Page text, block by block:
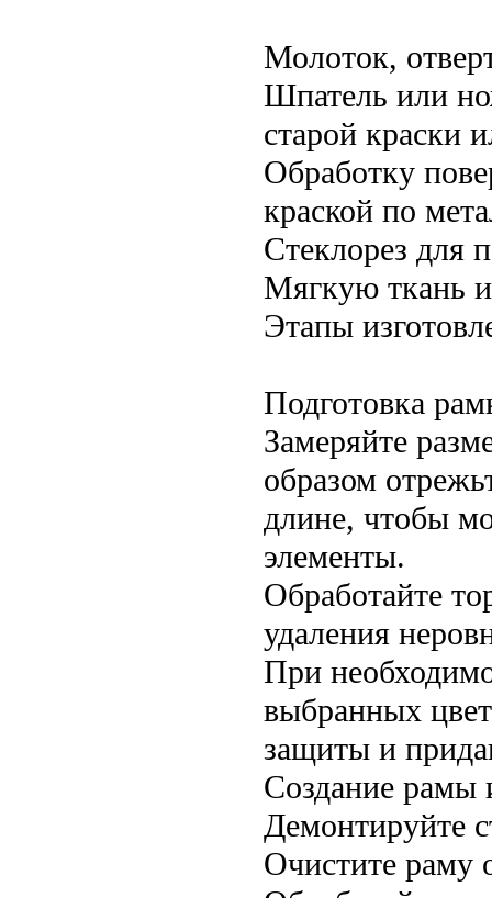
Молоток,
Шпатель или
старой краски
Обработку
краской по
Стеклорез для
Мягкую ткань
Этапы
Подготовка
Замеряйте
образом
длине, чтобы
элементы.
Обработайте
удаления
При
выбранных
защиты и
Создание рамы
Демонтируйте
Очистите раму